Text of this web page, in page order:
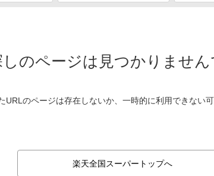
のページは見つかりません
URLのページは存在しないか、一時的に利用できない可
楽天全国スーパートップへ